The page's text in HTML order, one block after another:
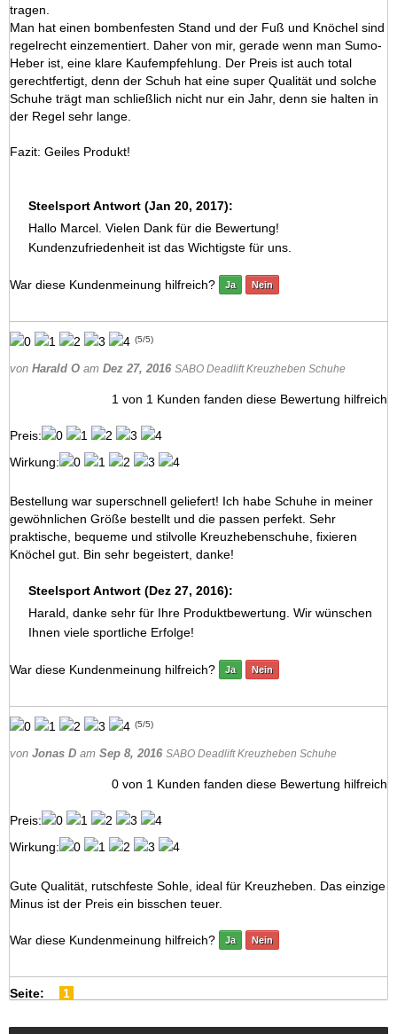
tragen.
Man hat einen bombenfesten Stand und der Fuß und Knöchel sind
regelrecht einzementiert. Daher von mir, gerade wenn man Sumo-
Heber ist, eine klare Kaufempfehlung. Der Preis ist auch total
gerechtfertigt, denn der Schuh hat eine super Qualität und solche
Schuhe trägt man schließlich nicht nur ein Jahr, denn sie halten in
der Regel sehr lange.
Fazit: Geiles Produkt!
Steelsport Antwort (Jan 20, 2017):
Hallo Marcel. Vielen Dank für die Bewertung!
Kundenzufriedenheit ist das Wichtigste für uns.
War diese Kundenmeinung hilfreich? Ja Nein
(5/5)
von Harald O am Dez 27, 2016 SABO Deadlift Kreuzheben Schuhe
1 von 1 Kunden fanden diese Bewertung hilfreich
Preis:
Wirkung:
Bestellung war superschnell geliefert! Ich habe Schuhe in meiner
gewöhnlichen Größe bestellt und die passen perfekt. Sehr
praktische, bequeme und stilvolle Kreuzhebenschuhe, fixieren
Knöchel gut. Bin sehr begeistert, danke!
Steelsport Antwort (Dez 27, 2016):
Harald, danke sehr für Ihre Produktbewertung. Wir wünschen
Ihnen viele sportliche Erfolge!
War diese Kundenmeinung hilfreich? Ja Nein
(5/5)
von Jonas D am Sep 8, 2016 SABO Deadlift Kreuzheben Schuhe
0 von 1 Kunden fanden diese Bewertung hilfreich
Preis:
Wirkung:
Gute Qualität, rutschfeste Sohle, ideal für Kreuzheben. Das einzige
Minus ist der Preis ein bisschen teuer.
War diese Kundenmeinung hilfreich? Ja Nein
Seite: 1